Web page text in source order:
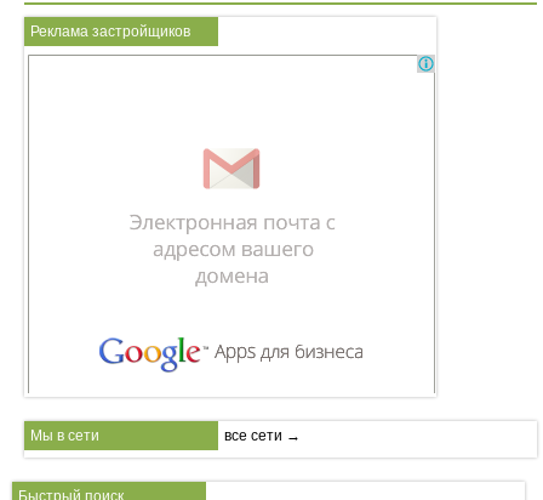
Реклама застройщиков
Мы в сети все сети →